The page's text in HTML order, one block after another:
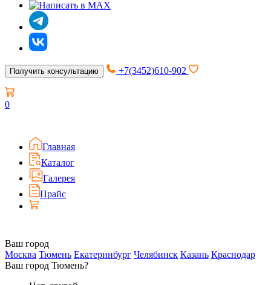
Получить консультацию +7(3452)610-902
0
Главная
Каталог
Галерея
Прайс
Ваш город
Москва Тюмень Екатеринбург Челябинск Казань Краснодар
Ваш город Тюмень?